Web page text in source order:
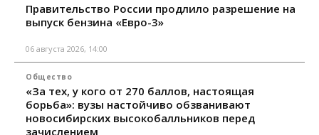
Правительство России продлило разрешение на
выпуск бензина «Евро-3»
06 августа 2026, 14:00
Общество
«За тех, у кого от 270 баллов, настоящая
борьба»: вузы настойчиво обзванивают
новосибирских высокобалльников перед
зачислением